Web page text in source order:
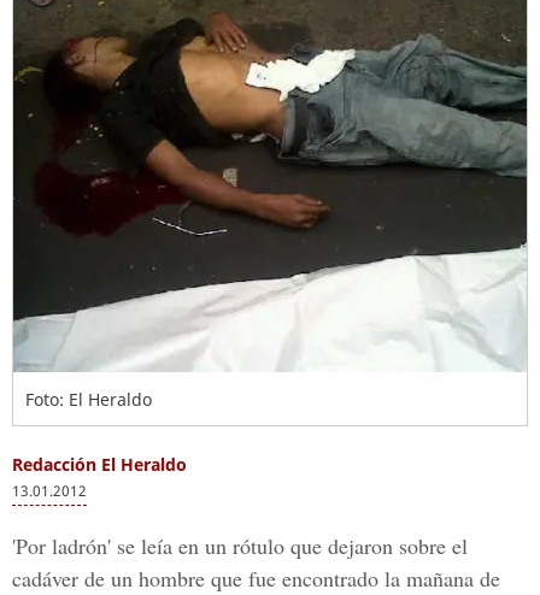
Foto: El Heraldo
Redacción El Heraldo
13.01.2012
'Por ladrón' se leía en un rótulo que dejaron sobre el
cadáver de un hombre que fue encontrado la mañana de